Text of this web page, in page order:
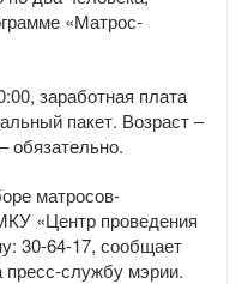
«Матрос-
заработная плата
пакет. Возраст –
обязательно.
матросов-
«Центр проведения
30-64-17, сообщает
пресс-службу мэрии.